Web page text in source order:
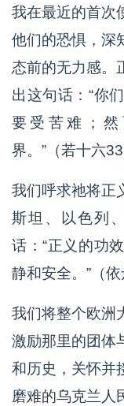
我在最近的首次
他们的恐惧，深
态前的无力感。
出这句话：“你
要受苦难；
界。”（若十六33
我们呼求祂将正
斯坦、以色列
话：“正义的功
静和安全。”（依
我们将整个欧洲
激励那里的团体
和历史，关怀并
磨难的乌克兰人